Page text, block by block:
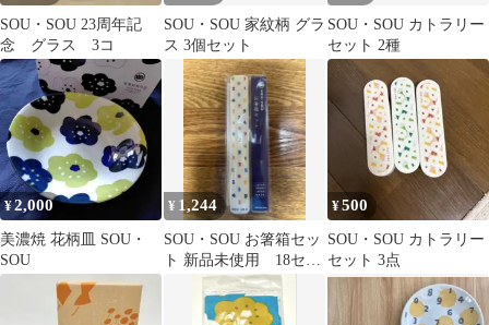
SOU・SOU 23周年記
念 グラス 3コ
SOU・SOU 家紋柄 グラ
ス 3個セット
SOU・SOU カトラリー
セット 2種
¥2,000
美濃焼 花柄皿 SOU・
SOU
¥ 1,244
SOU・SOU お箸箱セッ
ト 新品未使用 18セン
¥500
SOU・SOU カトラリー
セット 3点